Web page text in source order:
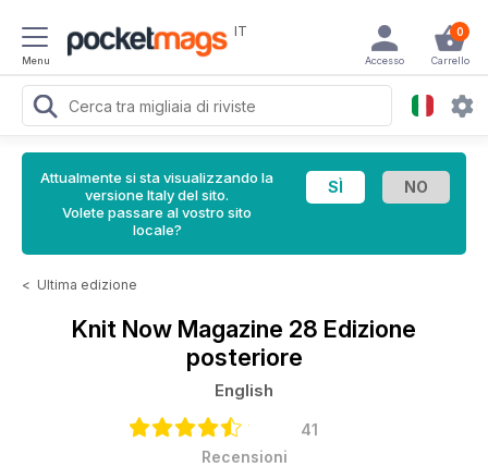
Menu
IT 0
Carrello
Accesso
Attualmente si sta visualizzando la
versione Italy del sito.
Volete passare al vostro sito
locale?
< Ultima edizione
Knit Now Magazine 28 Edizione
posteriore
English
41
Recensioni